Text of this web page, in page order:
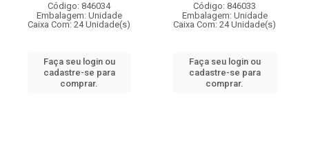
Código: 846034
Embalagem: Unidade
Caixa Com: 24 Unidade(s)
Faça seu login ou
cadastre-se para
comprar.
Código: 846033
Embalagem: Unidade
Caixa Com: 24 Unidade(s)
Faça seu login ou
cadastre-se para
comprar.